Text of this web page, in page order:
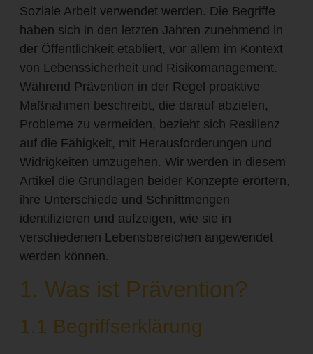
Soziale Arbeit verwendet werden. Die Begriffe
haben sich in den letzten Jahren zunehmend in
der Öffentlichkeit etabliert, vor allem im Kontext
von Lebenssicherheit und Risikomanagement.
Während Prävention in der Regel proaktive
Maßnahmen beschreibt, die darauf abzielen,
Probleme zu vermeiden, bezieht sich Resilienz
auf die Fähigkeit, mit Herausforderungen und
Widrigkeiten umzugehen. Wir werden in diesem
Artikel die Grundlagen beider Konzepte erörtern,
ihre Unterschiede und Schnittmengen
identifizieren und aufzeigen, wie sie in
verschiedenen Lebensbereichen angewendet
werden können.
1. Was ist Prävention?
1.1 Begriffserklärung